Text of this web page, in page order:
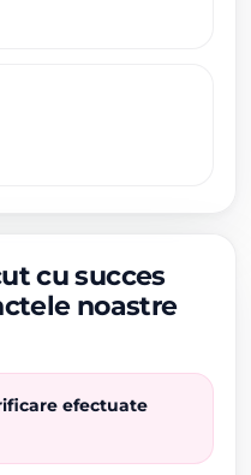
cu succes
noastre
efectuate